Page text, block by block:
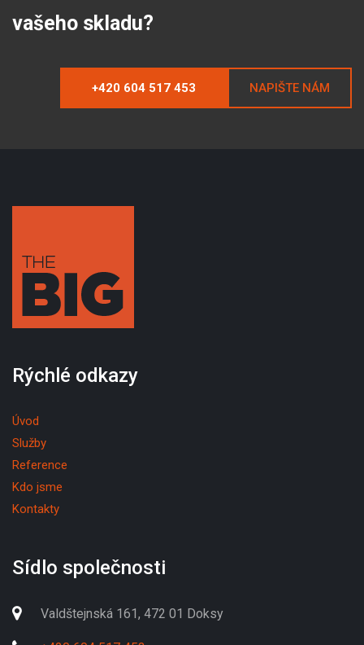
vašeho skladu?
NAPIŠTE NÁM
+420 604 517 453
Rýchlé odkazy
Úvod
Služby
Reference
Kdo jsme
Kontakty
Sídlo společnosti
Valdštejnská 161, 472 01 Doksy